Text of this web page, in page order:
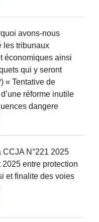
avons-nous
les tribunaux
économiques ainsi
qui y seront
« Tentative de
réforme inutile
dangere
CCJA N°221 2025
entre protection
et finalite des voies